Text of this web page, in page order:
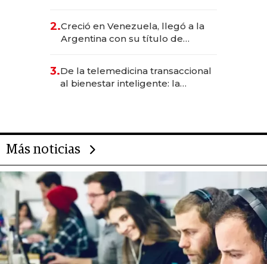
2.Creció en Venezuela, llegó a la
Argentina con su título de
las marcas "fast premium"
3.De la telemedicina transaccional
al bienestar inteligente: la
Más noticias